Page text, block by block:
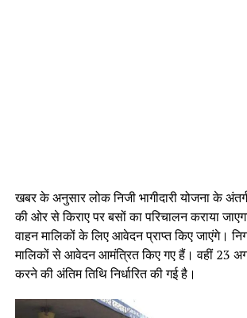
खबर के अनुसार लोक निजी भागीदारी योजना के
की ओर से किराए पर बसों का परिचालन कराया
वाहन मालिकों के लिए आवेदन प्राप्त किए जाएंगे।
मालिकों से आवेदन आमंत्रित किए गए हैं। वहीं 23
करने की अंतिम तिथि निर्धारित की गई है।